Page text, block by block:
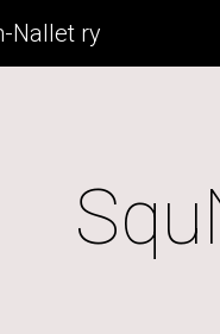
Nallet ry